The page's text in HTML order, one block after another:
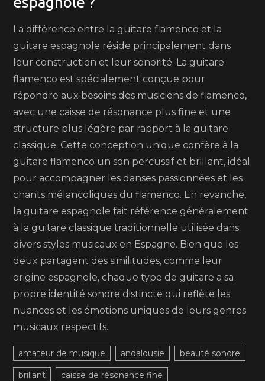
La différence entre la guitare flamenco et la
guitare espagnole réside principalement dans
leur construction et leur sonorité. La guitare
flamenco est spécialement conçue pour
répondre aux besoins des musiciens de flamenco,
avec une caisse de résonance plus fine et une
structure plus légère par rapport à la guitare
classique. Cette conception unique confère à la
guitare flamenco un son percussif et brillant, idéal
pour accompagner les danses passionnées et les
chants mélancoliques du flamenco. En revanche,
la guitare espagnole fait référence généralement
à la guitare classique traditionnelle utilisée dans
divers styles musicaux en Espagne. Bien que les
deux partagent des similitudes, comme leur
origine espagnole, chaque type de guitare a sa
propre identité sonore distincte qui reflète les
nuances et les émotions uniques de leurs genres
musicaux respectifs.
amateur de musique andalousie beauté sonore
brillant caisse de résonance fine